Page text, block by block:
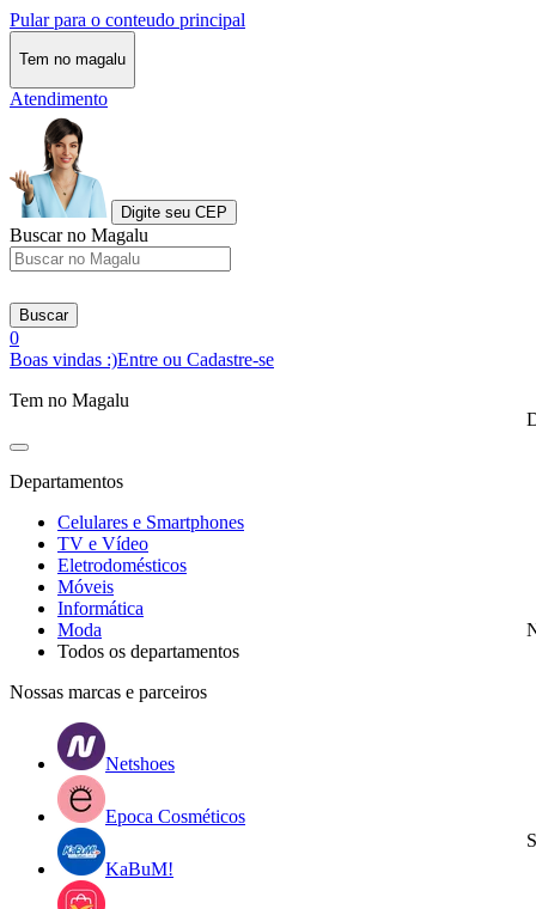
Pular para o conteudo principal
Tem no magalu
Atendimento
Digite seu CEP
Buscar no Magalu
Buscar
0
Boas vindas :)Entre ou Cadastre-se
Tem no Magalu
Departamentos
Celulares e Smartphones
TV e Vídeo
Eletrodomésticos
Móveis
Informática
Moda
Todos os departamentos
Nossas marcas e parceiros
Netshoes
Epoca Cosméticos
KaBuM!